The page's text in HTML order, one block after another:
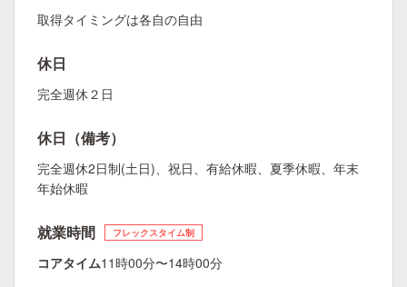
取得タイミングは各自の自由
休日
完全週休２日
休日（備考）
完全週休2日制(土日)、祝日、有給休暇、夏季休暇、年末
年始休暇
就業時間 フレックスタイム制
コアタイム11時00分〜14時00分